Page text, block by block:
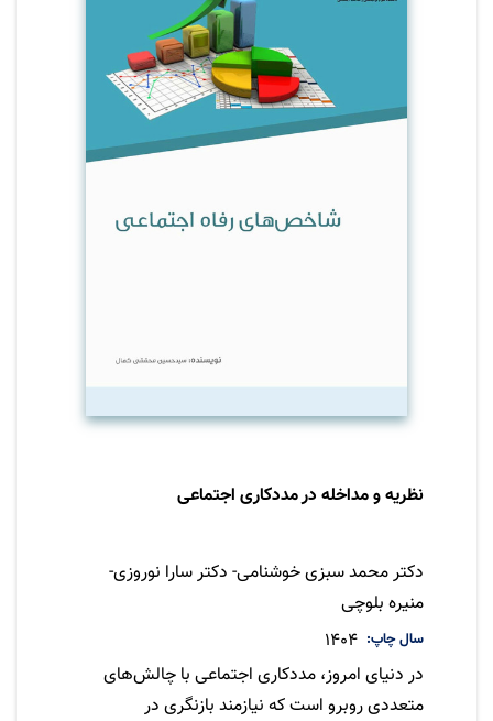
مناسب برای بهبود وضعیت عمومی راهنمایی
نظریه و مداخله در مددکاری اجتماعی
دکتر محمد سبزی خوشنامی- دکتر سارا نوروزی-
منیره بلوچی
سال چاپ 1404
در دنیای امروز، مددکاری اجتماعی با چالش‌های
متعددی روبرو است که نیازمند بازنگری در